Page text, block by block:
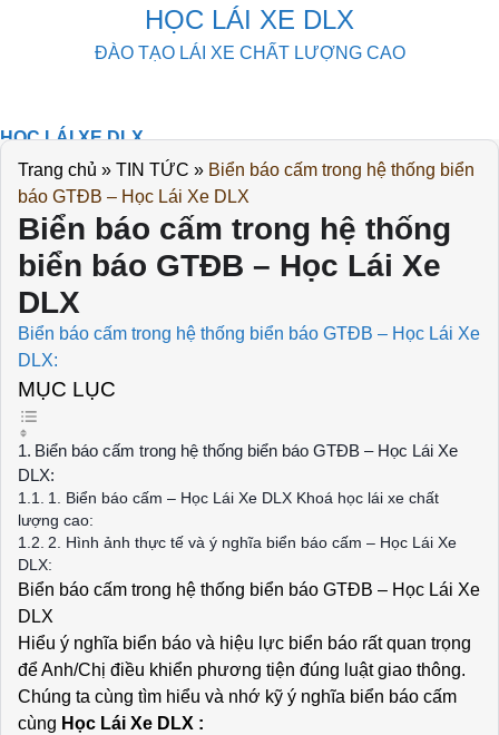
HỌC LÁI XE DLX
ĐÀO TẠO LÁI XE CHẤT LƯỢNG CAO
HỌC LÁI XE DLX
KHOÁ HỌC
THI THỬ
DOWLOAD
TIN TỨC
LIÊN HỆ
Trang chủ » TIN TỨC » Biển báo cấm trong hệ thống biển
báo GTĐB – Học Lái Xe DLX
Biển báo cấm trong hệ thống
biển báo GTĐB – Học Lái Xe
DLX
Biển báo cấm trong hệ thống biển báo GTĐB – Học Lái Xe
DLX:
MỤC LỤC
Biển báo cấm trong hệ thống biển báo GTĐB – Học Lái Xe
DLX:
1. Biển báo cấm – Học Lái Xe DLX Khoá học lái xe chất
lượng cao:
2. Hình ảnh thực tế và ý nghĩa biển báo cấm – Học Lái Xe
DLX:
Biển báo cấm trong hệ thống biển báo GTĐB – Học Lái Xe
DLX
Hiểu ý nghĩa biển báo và hiệu lực biển báo rất quan trọng
để Anh/Chị điều khiển phương tiện đúng luật giao thông.
Chúng ta cùng tìm hiểu và nhớ kỹ ý nghĩa biển báo cấm
cùng Học Lái Xe DLX :